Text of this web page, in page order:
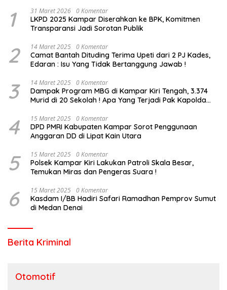
1 31 Maret 2026 0 Komentar
LKPD 2025 Kampar Diserahkan ke BPK, Komitmen
Transparansi Jadi Sorotan Publik
2 14 Maret 2025 0 Komentar
Camat Bantah Dituding Terima Upeti dari 2 PJ Kades,
Edaran : Isu Yang Tidak Bertanggung Jawab !
3 14 Maret 2025 0 Komentar
Dampak Program MBG di Kampar Kiri Tengah, 3.374
Murid di 20 Sekolah ! Apa Yang Terjadi Pak Kapolda
4 15 Maret 2025 0 Komentar
DPD PMRI Kabupaten Kampar Sorot Penggunaan
Anggaran DD di Lipat Kain Utara
5 15 Maret 2025 0 Komentar
Polsek Kampar Kiri Lakukan Patroli Skala Besar,
Temukan Miras dan Pengeras Suara !
6 15 Maret 2025 0 Komentar
Kasdam I/BB Hadiri Safari Ramadhan Pemprov Sumut
di Medan Denai
Berita Kriminal
Otomotif